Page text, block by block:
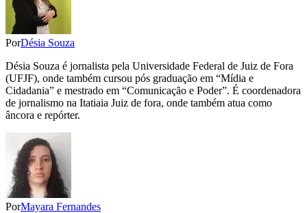
PorDésia Souza
Désia Souza é jornalista pela Universidade Federal de Juiz de Fora
(UFJF), onde também cursou pós graduação em “Mídia e
Cidadania” e mestrado em “Comunicação e Poder”. É coordenadora
de jornalismo na Itatiaia Juiz de fora, onde também atua como
âncora e repórter.
PorMayara Fernandes